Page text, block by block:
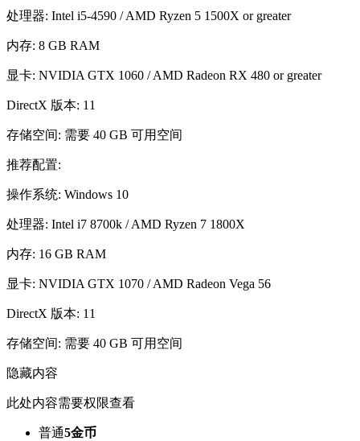
处理器: Intel i5-4590 / AMD Ryzen 5 1500X or greater
内存: 8 GB RAM
显卡: NVIDIA GTX 1060 / AMD Radeon RX 480 or greater
DirectX 版本: 11
存储空间: 需要 40 GB 可用空间
推荐配置:
操作系统: Windows 10
处理器: Intel i7 8700k / AMD Ryzen 7 1800X
内存: 16 GB RAM
显卡: NVIDIA GTX 1070 / AMD Radeon Vega 56
DirectX 版本: 11
存储空间: 需要 40 GB 可用空间
隐藏内容
此处内容需要权限查看
普通5金币